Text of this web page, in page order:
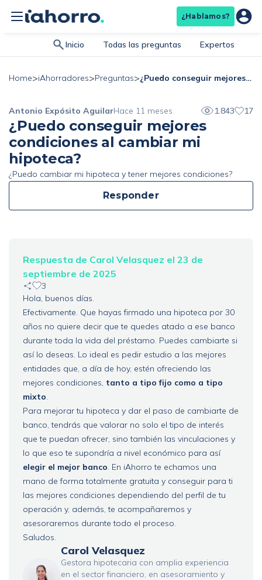
¿Hablamos?
Inicio Todas las preguntas Expertos
Home>iAhorradores>Preguntas> ¿Puedo conseguir mejores condiciones al cambiar mi hipoteca?
Antonio Expósito AguilarHace 11 meses 1.843 17
¿Puedo conseguir mejores
condiciones al cambiar mi
hipoteca?
¿Puedo cambiar mi hipoteca y tener mejores condiciones?
Responder
Respuesta de Carol Velasquez el 23 de
septiembre de 2025
3
Hola, buenos días.
Efectivamente. Que hayas firmado una hipoteca por 30
años no quiere decir que te quedes atado a ese banco
durante toda la vida del préstamo. Puedes cambiarte si
así lo deseas. Lo ideal es pedir estudio a las mejores
entidades que, a día de hoy, estén ofreciendo las
mejores condiciones, tanto a tipo fijo como a tipo
mixto.
Para mejorar tu hipoteca y dar el paso de cambiarte de
banco, tendrás que valorar no solo el tipo de interés
que te puedan ofrecer, sino también las vinculaciones y
lo que eso te supondría a nivel económico para así
elegir el mejor banco. En iAhorro te echamos una
mano de forma totalmente gratuita y conseguir para ti
las mejores condiciones dependiendo del perfil de tu
operación y, además, te acompañaremos y
asesoraremos durante todo el proceso.
Saludos.
Carol Velasquez
Gestora hipotecaria con amplia experiencia
en el sector financiero, en asesoramiento y